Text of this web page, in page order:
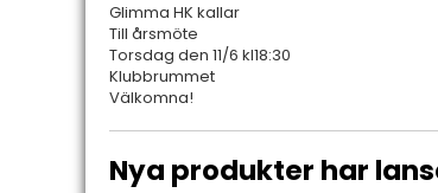
Glimma HK kallar
Till årsmöte
Torsdag den 11/6 kl18:30
Klubbrummet
Välkomna!
Nya produkter har